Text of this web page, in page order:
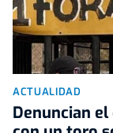
ACTUALIDAD
Denuncian